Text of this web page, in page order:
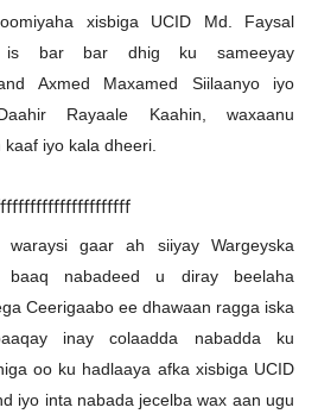
xisbiga UCID Md. Faysal
is bar bar dhig ku sameeyay
Axmed Maxamed Siilaanyo iyo
Rayaale Kaahin, waxaanu
iyo kala dheeri.
gaar ah siiyay Wargeyska
baaq nabadeed u diray beelaha
Ceerigaabo ee dhawaan ragga iska
inay colaadda nabadda ku
oo ku hadlaaya afka xisbiga UCID
iyo inta nabada jecelba wax aan ugu